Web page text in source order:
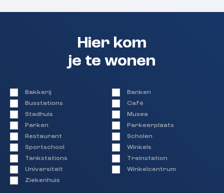
Hier kom
je te wonen
Bakkerij
Banken
Busstations
Café
Stadhuis
Musea
Parken
Parkeerplaats
Restaurant
Scholen
Sportschool
Winkels
Tankstations
Treinstation
Universiteit
Winkelcentrum
Ziekenhuis